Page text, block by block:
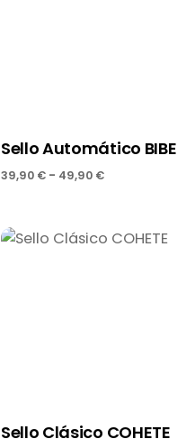
Sello Automático BIBE
39,90 € - 49,90 €
Sello Clásico COHETE